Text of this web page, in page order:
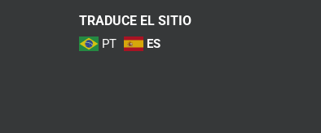
TRADUCE EL SITIO
PT ES